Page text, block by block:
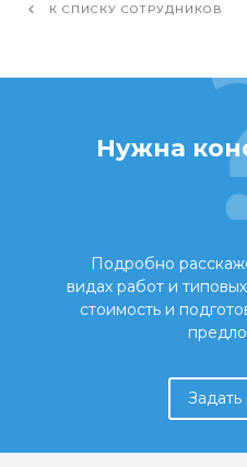
К СПИСКУ СОТРУДНИКОВ
Нужна
Подробно
видах работ и
стоимость и